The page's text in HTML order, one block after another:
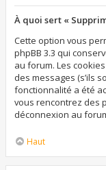
À quoi sert «
Cette option vous
phpBB 3.3 qui
au forum. Les
des messages (s’ils
fonctionnalité a été
vous rencontrez des
déconnexion au
Haut